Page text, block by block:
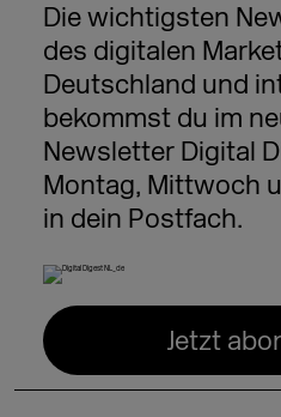
Die wichtigsten
des digitalen
Deutschland und
bekommst du im
Newsletter Digital
Montag, Mittwoch
in dein Postfach.
Jetzt